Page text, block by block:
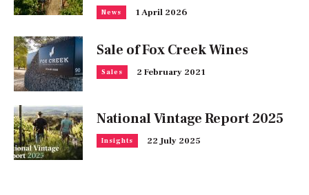
News 1 April 2026
Sale of Fox Creek Wines
Sales 2 February 2021
National Vintage Report 2025
Insights 22 July 2025